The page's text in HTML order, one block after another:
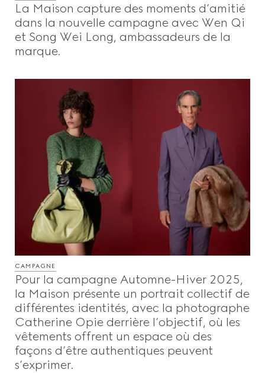
La Maison capture des moments d’amitié
dans la nouvelle campagne avec Wen Qi
et Song Wei Long, ambassadeurs de la
marque.
CAMPAGNE
Pour la campagne Automne-Hiver 2025,
la Maison présente un portrait collectif de
différentes identités, avec la photographe
Catherine Opie derrière l’objectif, où les
vêtements offrent un espace où des
façons d’être authentiques peuvent
s’exprimer.